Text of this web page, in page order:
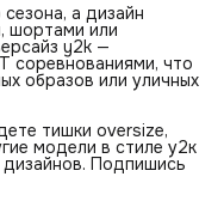
а дизайн
шортами или
y2k —
соревнованиями, что
образов или уличных
тишки oversize,
модели в стиле у2к
Подпишись